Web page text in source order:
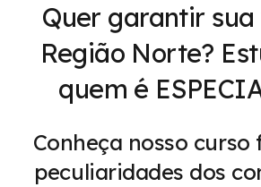
Quer garantir
Região Norte?
quem é
Conheça nosso curso
peculiaridades dos